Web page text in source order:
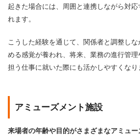
起きた場合には、周囲と連携しながら対
れます。
こうした経験を通じて、関係者と調整し
める感覚が養われ、将来、業務の進行管
担う仕事に就いた際にも活かしやすくなり
アミューズメント施設
来場者の年齢や目的がさまざまなアミュ